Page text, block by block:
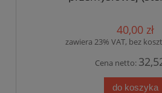
40,00 zł
zawiera 23% VAT, bez
Cena netto:
do koszyka